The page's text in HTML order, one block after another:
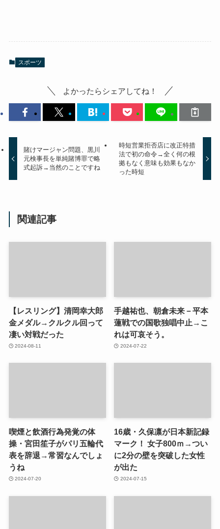
スポーツ
よかったらシェアしてね！
賭けマージャン問題、黒川
元検事長を単純賭博罪で略
式起訴→当然のことですね
時短営業拒否店に改正特措
法で初の命令→全く何の根
拠もなく意味も効果もなか
った時短
関連記事
【レスリング】清岡幸大郎
金メダル→クルクル回って
凄い対戦だった
2024-08-11
手越祐也、朝倉未来－平本
蓮戦での国歌独唱中止→こ
れは可哀そう。
2024-07-22
喫煙と飲酒行為発覚の体
操・宮田笙子がパリ五輪代
表を辞退→常習なんでしょ
うね
2024-07-20
16歳・久保凛が日本新記録
マーク！ 女子800ｍ→つい
に2分の壁を突破した女性
が出た
2024-07-15